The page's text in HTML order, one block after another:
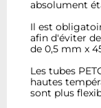
absolument
Il est
afin d'éviter
de 0,5 mm x
Les tubes
hautes
sont plus